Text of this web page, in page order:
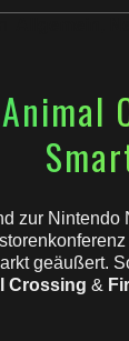
zur
geäußert.
Crossing &